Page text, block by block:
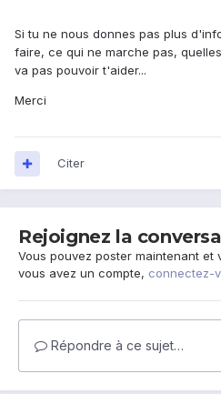
Si tu ne nous donnes pas plus
faire, ce qui ne marche pas,
va pas pouvoir t'aider...
Merci
Citer
Rejoignez la
Vous pouvez poster maintenant et
vous avez un compte, connectez-
Répondre à ce sujet…